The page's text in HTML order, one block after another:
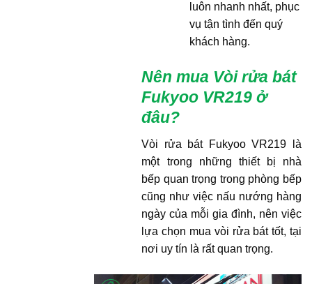
luôn nhanh nhất, phục
vụ tận tình đến quý
khách hàng.
Nên mua Vòi rửa bát
Fukyoo VR219 ở
đâu?
Vòi rửa bát Fukyoo VR219 là
một trong những thiết bị nhà
bếp quan trọng trong phòng bếp
cũng như việc nấu nướng hàng
ngày của mỗi gia đình, nên việc
lựa chọn mua vòi rửa bát tốt, tại
nơi uy tín là rất quan trọng.